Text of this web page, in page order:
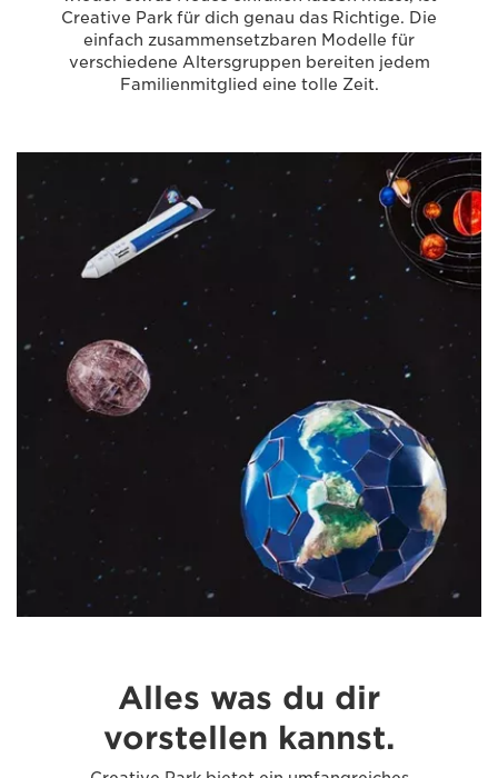
Creative Park für dich genau das Richtige. Die
einfach zusammensetzbaren Modelle für
verschiedene Altersgruppen bereiten jedem
Familienmitglied eine tolle Zeit.
Alles was du dir
vorstellen kannst.